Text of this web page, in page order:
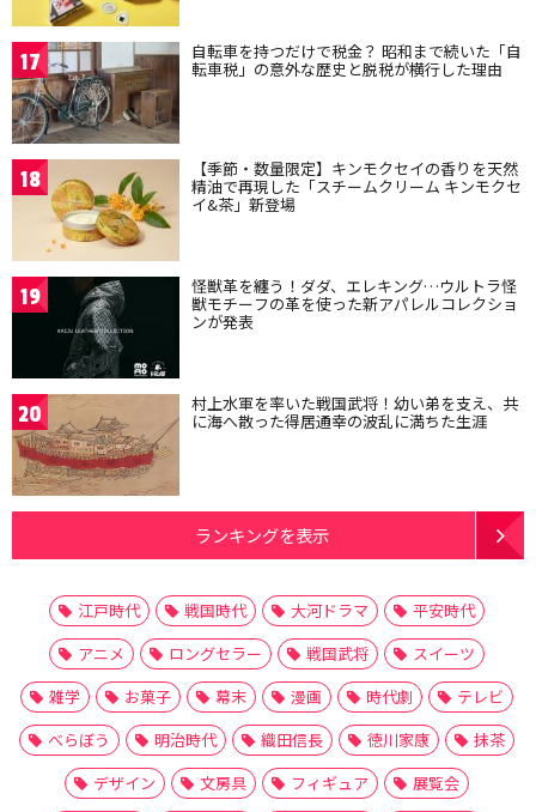
17 自転車を持つだけで税金？ 昭和まで続いた「自
転車税」の意外な歴史と脱税が横行した理由
18 【季節・数量限定】キンモクセイの香りを天然
精油で再現した「スチームクリーム キンモクセ
イ&茶」新登場
19 怪獣革を纏う！ダダ、エレキング…ウルトラ怪
獣モチーフの革を使った新アパレルコレクショ
ンが発表
20 村上水軍を率いた戦国武将！幼い弟を支え、共
に海へ散った得居通幸の波乱に満ちた生涯
ランキングを表示
江戸時代 戦国時代 大河ドラマ
平安時代
アニメ
ロングセラー 戦国武将
スイーツ
雑学
お菓子 幕末 漫画 時代劇
テレビ
べらぼう
明治時代 織田信長 徳川家康
抹茶
デザイン
文房具 フィギュア
展覧会